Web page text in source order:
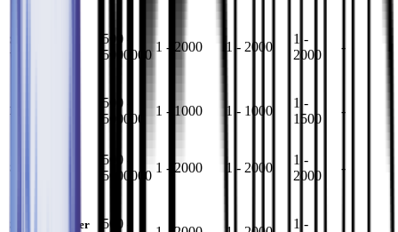
Stampaggio
transfer
500 -
5000000
1 - 2000 1 - 2000
1 -
2000
-
Espansione
500 -
500000
1 - 1000 1 - 1000
1 -
1500
-
Soffiaggio
500 -
5000000
1 - 2000 1 - 2000
1 -
2000
-
Stampaggio per
500 -
1 -